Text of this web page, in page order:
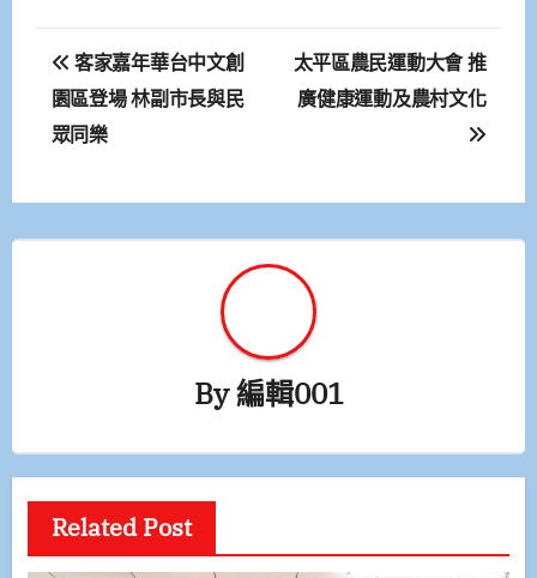
文
章
導
覽
客家嘉年華台中文創
園區登場 林副市長與民
眾同樂
太平區農民運動大會 推
廣健康運動及農村文化
By編輯001
Related Post